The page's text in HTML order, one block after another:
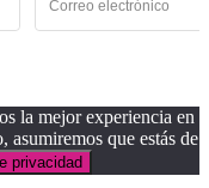
la mejor experiencia en
asumiremos que estás de
privacidad